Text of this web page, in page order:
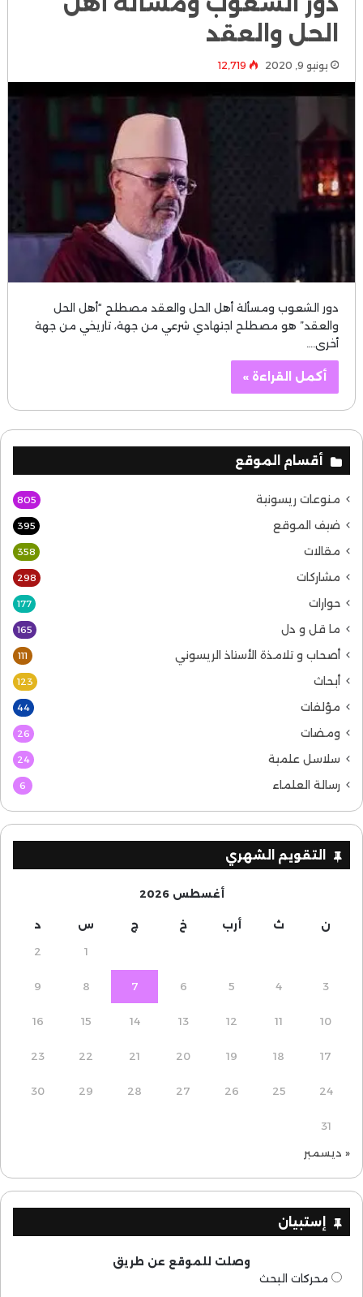
الحل والعقد
يونيو 9, 2020 12٬719
دور الشعوب ومسألة أهل الحل والعقد مصطلح “أهل الحل
والعقد” هو مصطلح اجتهادي شرعي من جهة، تاريخي من جهة
أخرى.…
أكمل القراءة »
أقسام الموقع
منوعات ريسونية 805
ضيف الموقع 395
مقالات 358
مشاركات 298
حوارات 177
ما قل و دل 165
أصحاب و تلامذة الأستاذ الريسوني 111
أبحاث 123
مؤلفات 44
ومضات 26
سلاسل علمية 24
رسالة العلماء 6
التقويم الشهري
أغسطس 2026
ن ث أرب خ ج س د
1
2
3
4
5
6
7
8
9
10
11
12
13
14
15
16
17
18
19
20
21
22
23
24
25
26
27
28
29
30
31
« ديسمبر
إستبيان
وصلت للموقع عن طريق
محركات البحث